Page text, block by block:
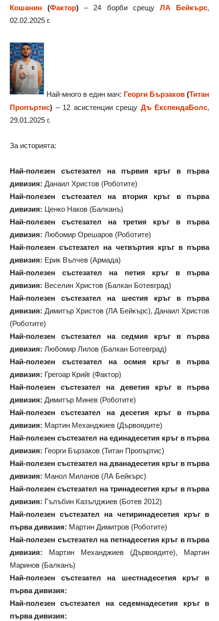
Кошанин (Фактор) – 24 борби срещу ЛА Бейкърс,
02.02.2025 г.
Най-много в един мач: Георги Бързаков (Титан
Пропъртис) – 12 асистенции срещу Дъ ЕкспендаБолс,
29.01.2025 г.
За историята:
Най-полезен състезател на първия кръг в първа
дивизия: Данаил Христов (Роботите)
Най-полезен състезател на втория кръг в първа
дивизия: Ценко Наков (Балканъ)
Най-полезен състезател на третия кръг в първа
дивизия: Любомир Орешаров (Роботите)
Най-полезен състезател на четвъртия кръг в първа
дивизия: Ерик Вълчев (Армада)
Най-полезен състезател на петия кръг в първа
дивизия: Веселин Христов (Балкан Ботевград)
Най-полезен състезател на шестия кръг в първа
дивизия: Димитър Христов (ЛА Бейкърс), Данаил Христов
(Роботите)
Най-полезен състезател на седмия кръг в първа
дивизия: Любомир Лилов (Балкан Ботевград)
Най-полезен състезател на осмия кръг в първа
дивизия: Грегоар Крийг (Фактор)
Най-полезен състезател на деветия кръг в първа
дивизия: Димитър Минев (Роботите)
Най-полезен състезател на десетия кръг в първа
дивизия: Мартин Механджиев (Дървоядите)
Най-полезен състезател на единадесетия кръг в първа
дивизия: Георги Бързаков (Титан Пропъртис)
Най-полезен състезател на дванадесетия кръг в първа
дивизия: Манол Миланов (ЛА Бейкърс)
Най-полезен състезател на тринадесетия кръг в първа
дивизия: Гълъбин Казълджиев (Ботев 2012)
Най-полезен състезател на четиринадесетия кръг в
първа дивизия: Мартин Димитров (Роботите)
Най-полезен състезател на петнадесетия кръг в първа
дивизия: Мартин Механджиев (Дървоядите), Мартин
Маринов (Балканъ)
Най-полезен състезател на шестнадесетия кръг в
първа дивизия:
Най-полезен състезател на седемнадесетия кръг в
първа дивизия: